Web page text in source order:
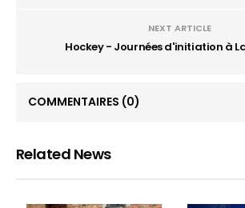
NEXT ARTICLE
Hockey - Journées d'initiation à
COMMENTAIRES (0)
Related News